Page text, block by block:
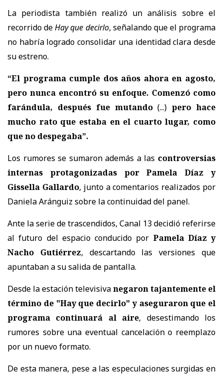
La periodista también realizó un análisis sobre el
recorrido deHay que decirlo, señalando que el programa
no habría logrado consolidar una identidad clara desde
su estreno.
“El programa cumple dos años ahora en agosto,
pero nunca encontró su enfoque. Comenzó como
farándula, después fue mutando(...)pero hace
mucho rato que estaba en el cuarto lugar, como
que no despegaba”.
Los rumores se sumaron además a las controversias
internas protagonizadas por Pamela Díaz y
Gissella Gallardo, junto a comentarios realizados por
Daniela Aránguiz sobre la continuidad del panel.
Ante la serie de trascendidos, Canal 13 decidió referirse
al futuro del espacio conducido por Pamela Díaz y
Nacho Gutiérrez, descartando las versiones que
apuntaban a su salida de pantalla.
Desde la estación televisivanegaron tajantemente el
término de "Hay que decirlo" y aseguraron que el
programa continuará al aire, desestimando los
rumores sobre una eventual cancelación o reemplazo
por un nuevo formato.
De esta manera, pese a las especulaciones surgidas en